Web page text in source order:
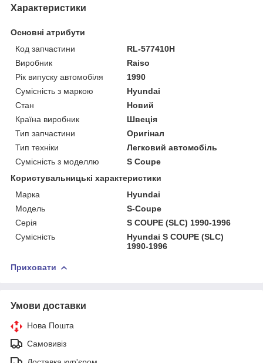
Характеристики
Основні атрибути
Код запчастини
RL-577410H
Виробник
Raiso
Рік випуску автомобіля
1990
Сумісність з маркою
Hyundai
Стан
Новий
Країна виробник
Швеція
Тип запчастини
Оригінал
Тип техніки
Легковий автомобіль
Сумісність з моделлю
S Coupe
Користувальницькі характеристики
Марка
Hyundai
Мoдель
S-Coupe
Серія
S COUPE (SLC) 1990-1996
Сумісність
Hyundai S COUPE (SLC)
1990-1996
Приховати
Умови доставки
Нова Пошта
Самовивіз